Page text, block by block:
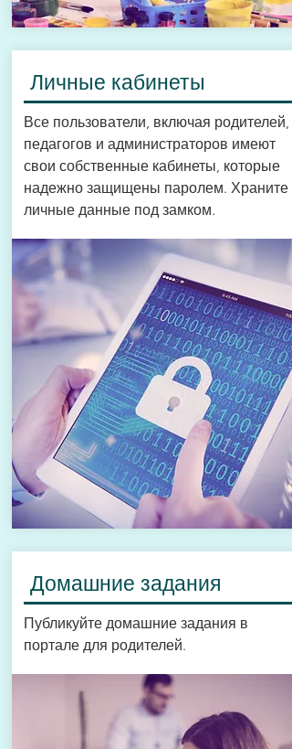
Личные кабинеты
Все пользователи, включая родителей,
педагогов и администраторов имеют
свои собственные кабинеты, которые
надежно защищены паролем. Храните
личные данные под замком.
Домашние задания
Публикуйте домашние задания в
портале для родителей.